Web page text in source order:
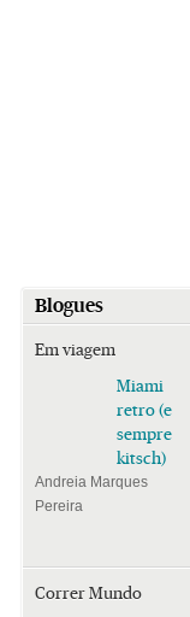
Blogues
Em viagem
Miami
retro (e
sempre
kitsch)
Andreia Marques
Pereira
Correr Mundo